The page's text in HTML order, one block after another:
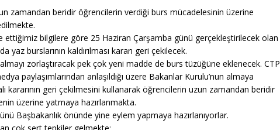
zamandan beridir öğrencilerin verdiği burs mücadelesinin üzerine
ettiğimiz bilgilere göre 25 Haziran Çarşamba günü gerçekleştirilecek olan
yaz burslarının kaldırılması kararı geri çekilecek.
zorlaştıracak pek çok yeni madde de burs tüzüğüne eklenecek. CTP
paylaşımlarından anlaşıldığı üzere Bakanlar Kurulu’nun almaya
kararının geri çekilmesini kullanarak öğrencilerin uzun zamandan beridir
üzerine yatmaya hazırlanmakta.
Başbakanlık önünde yine eylem yapmaya hazırlanıyorlar.